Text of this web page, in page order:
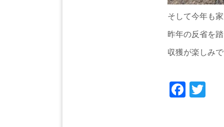
そして今年も
昨年の反省を
収獲が楽しみ